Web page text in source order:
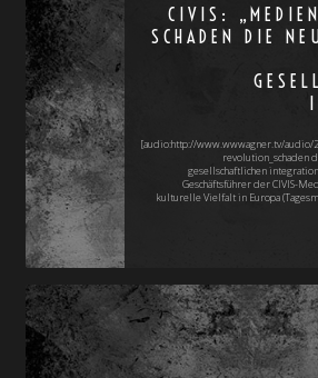
CIVIS:
SCHADEN DIE
[audio:http://www.wwwagner.tv/audio/
revolution_schaden
gesellschaftlichen
Geschäftsführer der CIVIS-
kulturelle Vielfalt in Europa